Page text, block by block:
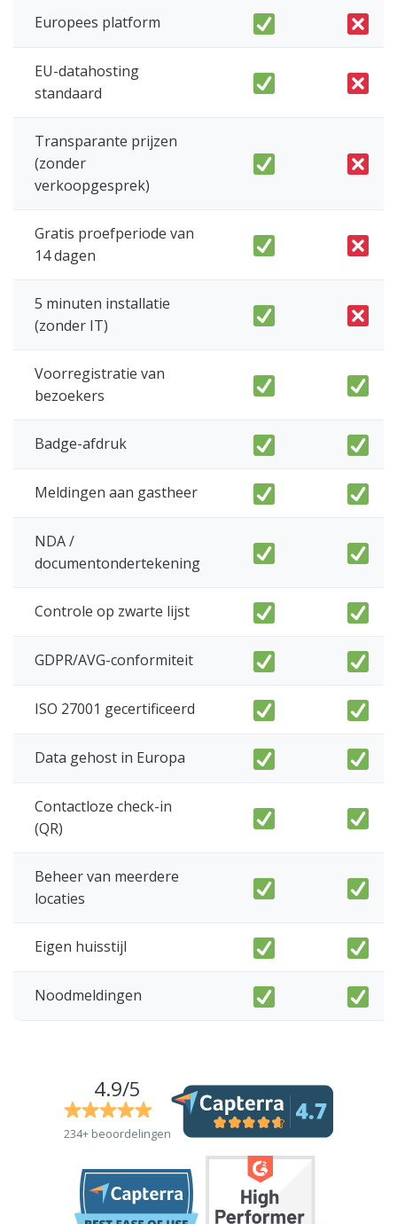
Europees platform
EU-datahosting
standaard
Transparante prijzen
(zonder
verkoopgesprek)
Gratis proefperiode van
14 dagen
5 minuten installatie
(zonder IT)
Voorregistratie van
bezoekers
Badge-afdruk
Meldingen aan gastheer
NDA /
documentondertekening
Controle op zwarte lijst
GDPR/AVG-conformiteit
ISO 27001 gecertificeerd
Data gehost in Europa
Contactloze check-in
(QR)
Beheer van meerdere
locaties
Eigen huisstijl
Noodmeldingen
4.9/5
234+ beoordelingen